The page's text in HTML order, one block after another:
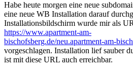
Habe heute morgen eine neue
eine neue WB Installation darauf
Installationsbildschirm wurde mir als
https://www.apartment-am-
bischofsberg.de/neu.apartment-am-
vorgeschlagen. Installation lief sauber
ist mit diese URL auch erreichbar.